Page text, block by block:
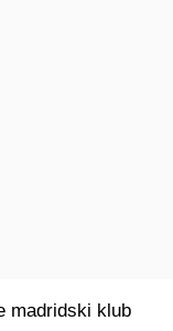
madridski klub